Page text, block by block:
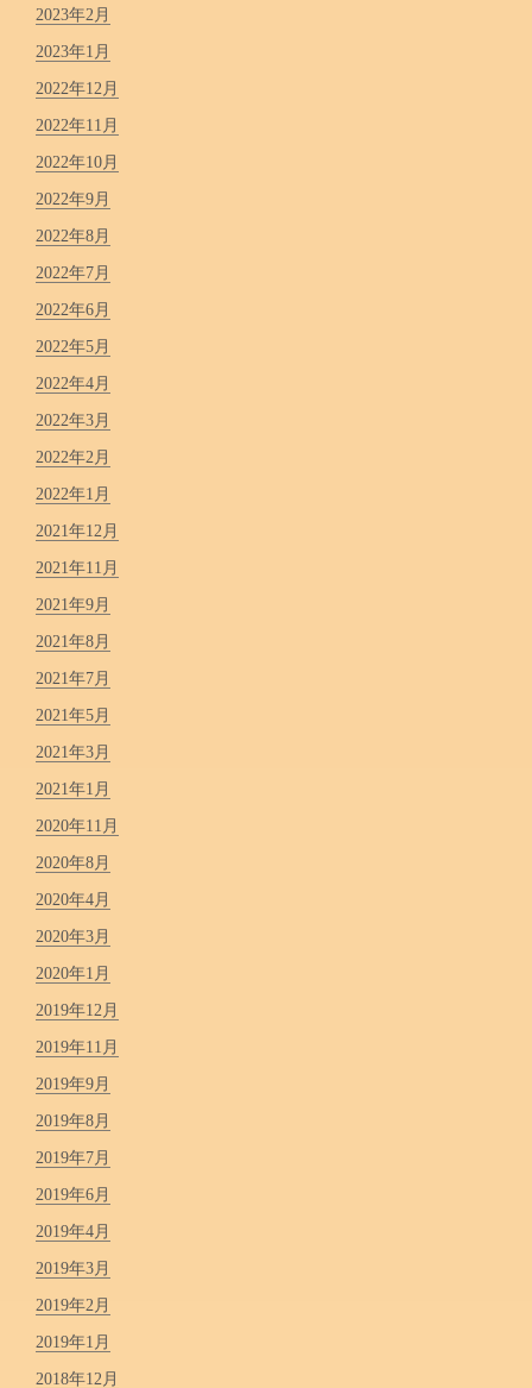
2023年2月
2023年1月
2022年12月
2022年11月
2022年10月
2022年9月
2022年8月
2022年7月
2022年6月
2022年5月
2022年4月
2022年3月
2022年2月
2022年1月
2021年12月
2021年11月
2021年9月
2021年8月
2021年7月
2021年5月
2021年3月
2021年1月
2020年11月
2020年8月
2020年4月
2020年3月
2020年1月
2019年12月
2019年11月
2019年9月
2019年8月
2019年7月
2019年6月
2019年4月
2019年3月
2019年2月
2019年1月
2018年12月